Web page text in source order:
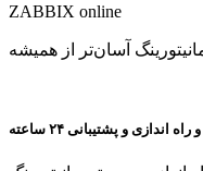
ZABBIX online
آسان‌تر از همیشه
اندازی و پشتیبانی ۲۴ ساعته